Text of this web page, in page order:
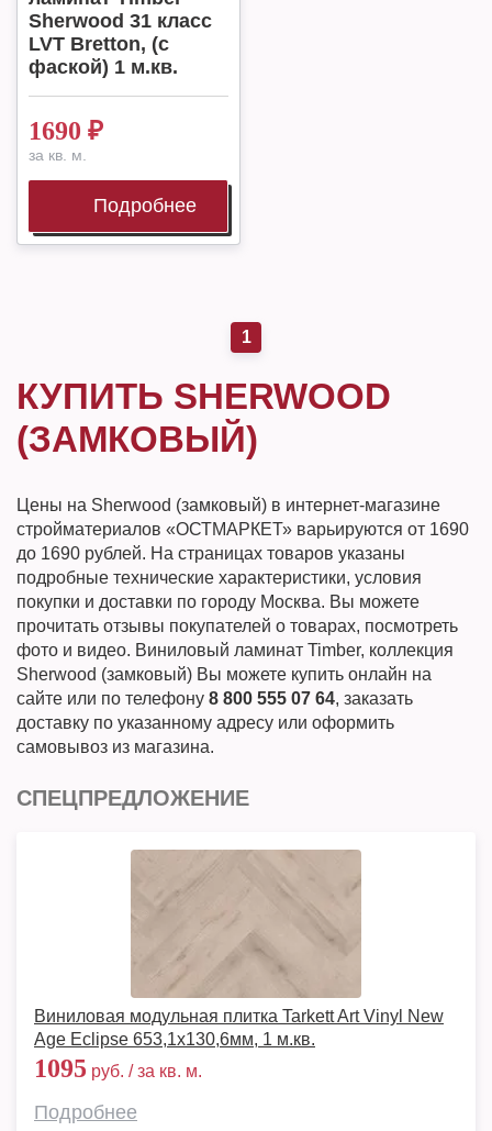
Sherwood 31 класс
LVT Bretton, (с
фаской) 1 м.кв.
1690 ₽
за кв. м.
Подробнее
1
КУПИТЬ SHERWOOD
(ЗАМКОВЫЙ)
Цены на Sherwood (замковый) в интернет-магазине
стройматериалов «ОСТМАРКЕТ» варьируются от 1690
до 1690 рублей. На страницах товаров указаны
подробные технические характеристики, условия
покупки и доставки по городу Москва. Вы можете
прочитать отзывы покупателей о товарах, посмотреть
фото и видео. Виниловый ламинат Timber, коллекция
Sherwood (замковый) Вы можете купить онлайн на
сайте или по телефону 8 800 555 07 64, заказать
доставку по указанному адресу или оформить
самовывоз из магазина.
СПЕЦПРЕДЛОЖЕНИЕ
Виниловая модульная плитка Tarkett Art Vinyl New
Age Eclipse 653,1х130,6мм, 1 м.кв.
1095 руб. / за кв. м.
Подробнее